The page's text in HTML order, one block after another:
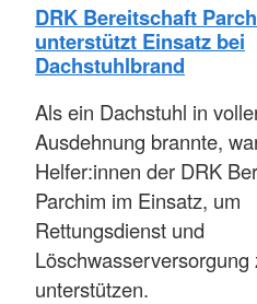
DRK Bereitschaft
unterstützt Einsatz bei
Dachstuhlbrand
Als ein Dachstuhl in
Ausdehnung brannte,
Helfer:innen der DRK
Parchim im Einsatz, um
Rettungsdienst und
Löschwasserversorgung
unterstützen.